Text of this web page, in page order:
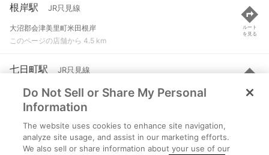
根岸駅 JR只見線
大沼郡会津美里町米田根岸
このページの店舗から 4.5 km
ルート
を見る
七日町駅 JR只見線
会津若松市七日町
このページの店舗から 4.8 km
ルート
を見る
堂島駅 森と水とロマンの鉄道
会津若松市河東町郡山
Do Not Sell or Share My Personal
Information
The website uses cookies to enhance site navigation,
analyze site usage, and assist in our marketing efforts.
We also sell or share information about your use of our